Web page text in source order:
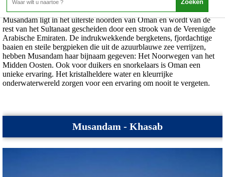
Musandam ligt in het uiterste noorden van Oman en wordt van de
rest van het Sultanaat gescheiden door een strook van de Verenigde
Arabische Emiraten. De indrukwekkende bergketens, fjordachtige
baaien en steile bergpieken die uit de azuurblauwe zee verrijzen,
hebben Musandam haar bijnaam gegeven: Het Noorwegen van het
Midden Oosten. Ook voor duikers en snorkelaars is Oman een
unieke ervaring. Het kristalheldere water en kleurrijke
onderwaterwereld zorgen voor een ervaring om nooit te vergeten.
Musandam - Khasab